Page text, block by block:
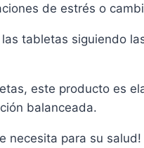
de estrés o
tabletas siguiendo
este producto es
balanceada.
necesita para su salud!